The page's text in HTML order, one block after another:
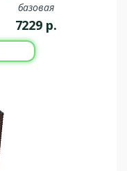
базовая
7229 р.